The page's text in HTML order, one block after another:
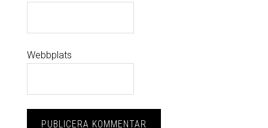
Webbplats